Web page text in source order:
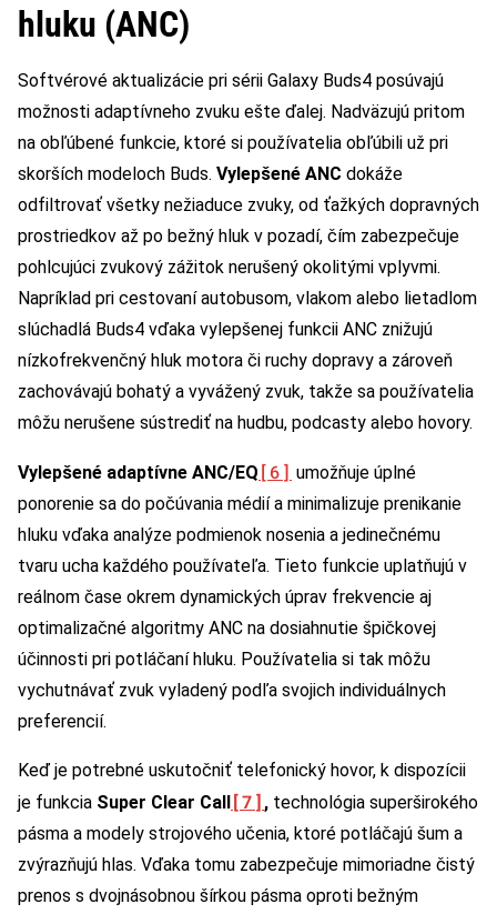
hluku (ANC)
Softvérové aktualizácie pri sérii Galaxy Buds4 posúvajú
možnosti adaptívneho zvuku ešte ďalej. Nadväzujú pritom
na obľúbené funkcie, ktoré si používatelia obľúbili už pri
skorších modeloch Buds. Vylepšené ANC dokáže
odfiltrovať všetky nežiaduce zvuky, od ťažkých dopravných
prostriedkov až po bežný hluk v pozadí, čím zabezpečuje
pohlcujúci zvukový zážitok nerušený okolitými vplyvmi.
Napríklad pri cestovaní autobusom, vlakom alebo lietadlom
slúchadlá Buds4 vďaka vylepšenej funkcii ANC znižujú
nízkofrekvenčný hluk motora či ruchy dopravy a zároveň
zachovávajú bohatý a vyvážený zvuk, takže sa používatelia
môžu nerušene sústrediť na hudbu, podcasty alebo hovory.
Vylepšené adaptívne ANC/EQ [6] umožňuje úplné
ponorenie sa do počúvania médií a minimalizuje prenikanie
hluku vďaka analýze podmienok nosenia a jedinečnému
tvaru ucha každého používateľa. Tieto funkcie uplatňujú v
reálnom čase okrem dynamických úprav frekvencie aj
optimalizačné algoritmy ANC na dosiahnutie špičkovej
účinnosti pri potláčaní hluku. Používatelia si tak môžu
vychutnávať zvuk vyladený podľa svojich individuálnych
preferencií.
Keď je potrebné uskutočniť telefonický hovor, k dispozícii
je funkcia Super Clear Call[7] , technológia superširokého
pásma a modely strojového učenia, ktoré potláčajú šum a
zvýrazňujú hlas. Vďaka tomu zabezpečuje mimoriadne čistý
prenos s dvojnásobnou šírkou pásma oproti bežným